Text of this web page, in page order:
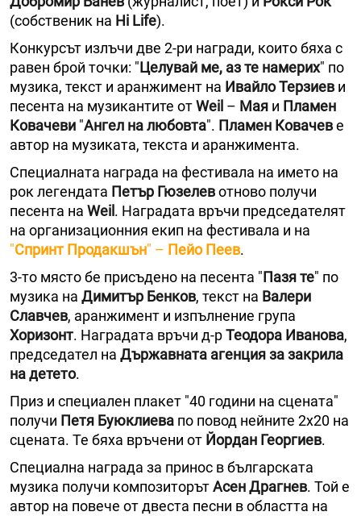
(собственик на Нi Life).
Конкурсът излъчи две 2-ри награди, които бяха с
равен брой точки: "Целувай ме, аз те намерих" по
музика, текст и аранжимент на Ивайло Терзиев и
песента на музикантите отWeil – Мая и Пламен
Ковачеви "Ангел на любовта". Пламен Ковачеве
автор на музиката, текста и аранжимента.
Специалната награда на фестивала на името на
рок легендата Петър Гюзелевотново получи
песента на Weil . Наградата връчи председателят
на организационния екип на фестивала и на
"Спринт Продакшън" – Пейо Пеев.
3-то място бе присъдено на песента "Пазя те" по
музика на Димитър Бенков, текст на Валери
Славчев, аранжимент и изпълнение група
Хоризонт. Наградата връчи д-рТеодора Иванова,
председател на Държавната агенция за закрила
на детето.
Приз и специален плакет "40 години на сцената"
получи Петя Буюклиева по повод нейните 2х20 на
сцената. Те бяха връчени от Йордан Георгиев.
Специална награда за принос в българската
музика получи композиторътАсен Драгнев. Той е
автор на повече от двеста песни в областта на